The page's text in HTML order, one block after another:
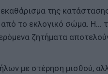
της
το εκλογικό σώμα. Η...
ζητήματα αποτελούν
με στέρηση μισθού,